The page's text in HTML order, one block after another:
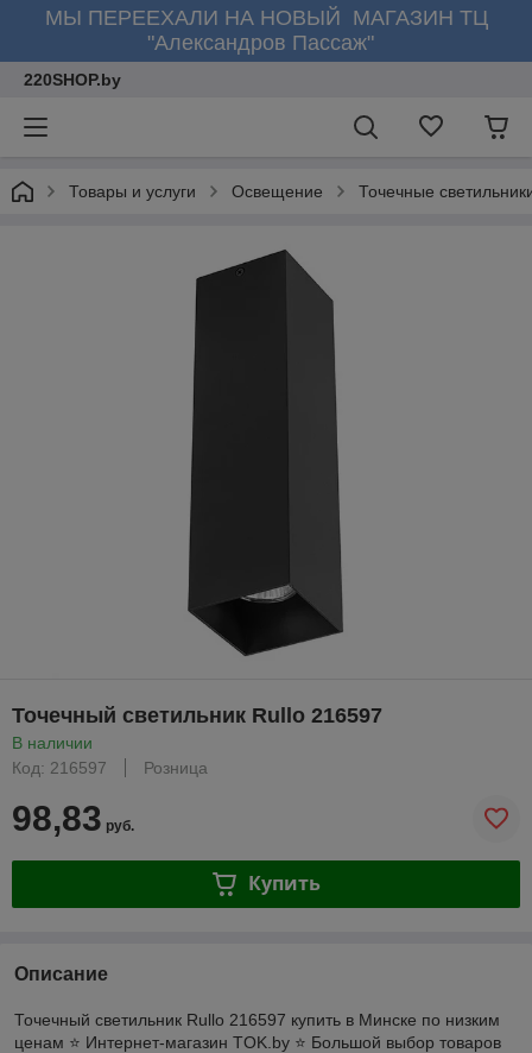
МЫ ПЕРЕЕХАЛИ НА НОВЫЙ МАГАЗИН ТЦ
"Александров Пассаж"
220SHOP.by
Товары и услуги Освещение Точечные
Точечный светильник Rullo 216597
В наличии
Код: 216597
Розница
98,83 руб.
Купить
Описание
Точечный светильник Rullo 216597 купить в Минске по низким
ценам ⭐️ Интернет-магазин TOK.by ⭐️ Большой выбор товаров